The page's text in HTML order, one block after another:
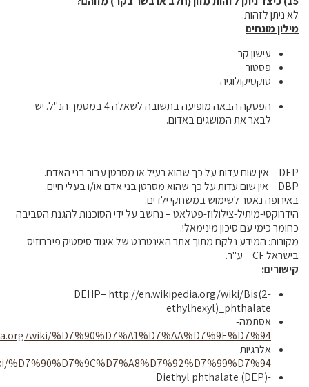
לא ניתן לזהות.
מילון מונחים
עישון קר
פסטור
טוקסיקולוגיה
הפסקה הבאה מופיעה בתשובה לשאלה 4 במסמך הנ"ל. יש
לבאר את המושגים באדום.
DEP – אין שום עדות על כך שהוא רעיל או מסרטן עבור בני האדם.
DBP – אין שום עדות על כך שהוא מסרטן בני אדם או/ו בעלי חיים.
באירופה נאסר לשימוש במשחקי ילדים.
הידרוקסי-מיתיל-צילולוז-פטלאט – נחשב על ידי הסוכנות להגנת הסביבה
כחומר כימי עם סיכון מינימאלי.
מקורות: המידע נלקח מתוך אתר האינטרנט של איגוד סיסטיק פיברוזיס
בישראלCF– ע"ר.
קישורים:
DEHP– http://en.wikipedia.org/wiki/Bis(2-
ethylhexyl)_phthalate
אסתמה-
wiki/%D7%90%D7%A1%D7%AA%D7%9E%D7%94
אלרגיות-
-Diethyl phthalate (DEP)